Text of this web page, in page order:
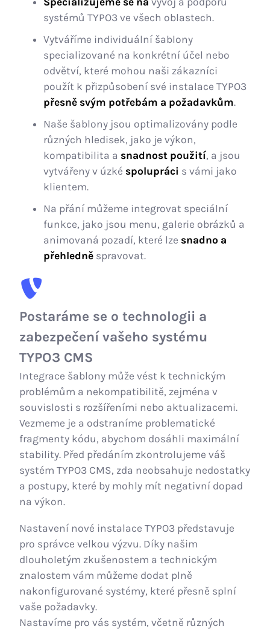
systémů TYPO3 ve všech oblastech.
Vytváříme individuální šablony
specializované na konkrétní účel nebo
odvětví, které mohou naši zákazníci
použít k přizpůsobení své instalace TYPO3
přesně svým potřebám a požadavkům.
Naše šablony jsou optimalizovány podle
různých hledisek, jako je výkon,
kompatibilita a snadnost použití, a jsou
vytvářeny v úzké spolupráci s vámi jako
klientem.
Na přání můžeme integrovat speciální
funkce, jako jsou menu, galerie obrázků a
animovaná pozadí, které lze snadno a
přehledně spravovat.
Postaráme se o technologii a
zabezpečení vašeho systému
TYPO3 CMS
Integrace šablony může vést k technickým
problémům a nekompatibilitě, zejména v
souvislosti s rozšířeními nebo aktualizacemi.
Vezmeme je a odstraníme problematické
fragmenty kódu, abychom dosáhli maximální
stability. Před předáním zkontrolujeme váš
systém TYPO3 CMS, zda neobsahuje nedostatky
a postupy, které by mohly mít negativní dopad
na výkon.
Nastavení nové instalace TYPO3 představuje
pro správce velkou výzvu. Díky našim
dlouholetým zkušenostem a technickým
znalostem vám můžeme dodat plně
nakonfigurované systémy, které přesně splní
vaše požadavky.
Nastavíme pro vás systém, včetně různých